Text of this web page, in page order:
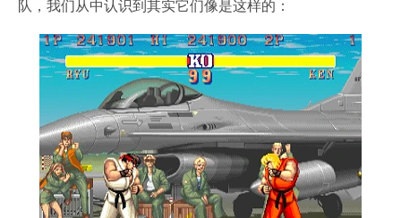
队，我们从中认识到其实它们像是这样的：